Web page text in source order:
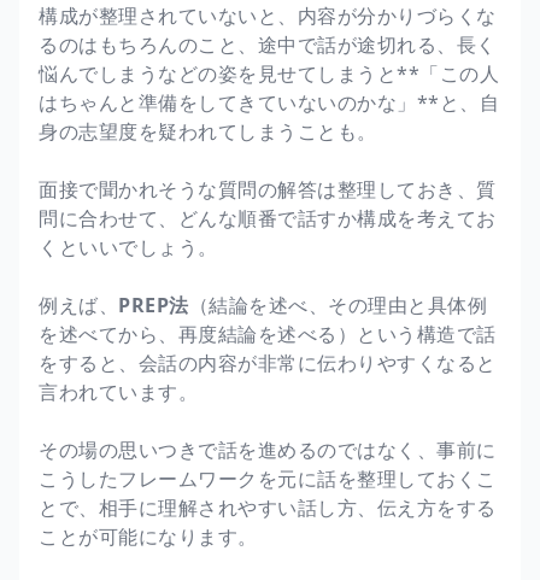
構成が整理されていないと、内容が分かりづらくな
るのはもちろんのこと、途中で話が途切れる、長く
悩んでしまうなどの姿を見せてしまうと**「この人
はちゃんと準備をしてきていないのかな」**と、自
身の志望度を疑われてしまうことも。
面接で聞かれそうな質問の解答は整理しておき、質
問に合わせて、どんな順番で話すか構成を考えてお
くといいでしょう。
例えば、 PREP法 （結論を述べ、その理由と具体例
を述べてから、再度結論を述べる）という構造で話
をすると、会話の内容が非常に伝わりやすくなると
言われています。
その場の思いつきで話を進めるのではなく、事前に
こうしたフレームワークを元に話を整理しておくこ
とで、相手に理解されやすい話し方、伝え方をする
ことが可能になります。